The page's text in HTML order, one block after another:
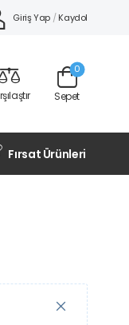
Giriş Yap / Kaydol
Sepet
0
Fırsat Ürünleri